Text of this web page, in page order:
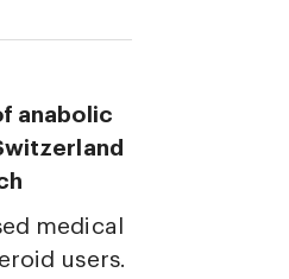
anabolic
medical
users.